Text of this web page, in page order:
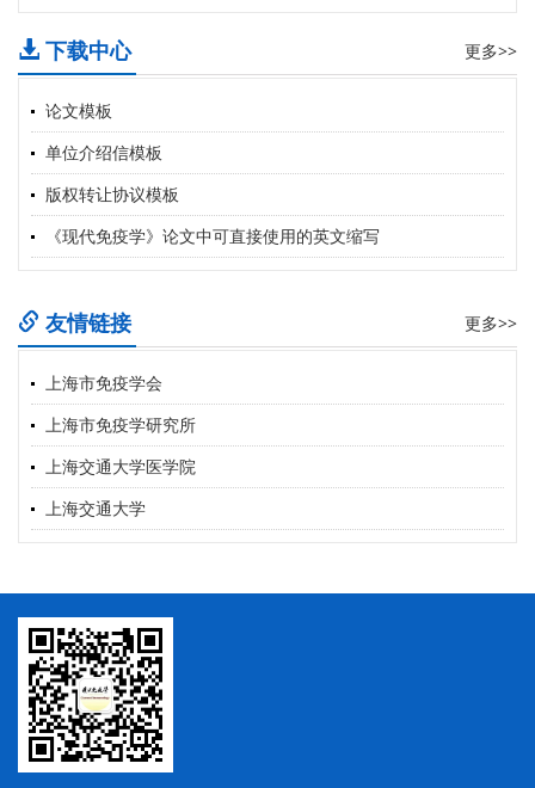
下载中心 更多>>
论文模板
单位介绍信模板
版权转让协议模板
《现代免疫学》论文中可直接使用的英文缩写
友情链接 更多>>
上海市免疫学会
上海市免疫学研究所
上海交通大学医学院
上海交通大学